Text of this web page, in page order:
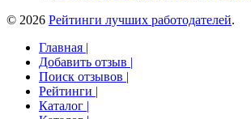
© 2026 Рейтинги лучших работодателей.
Главная |
Добавить отзыв |
Поиск отзывов |
Рейтинги |
Каталог |